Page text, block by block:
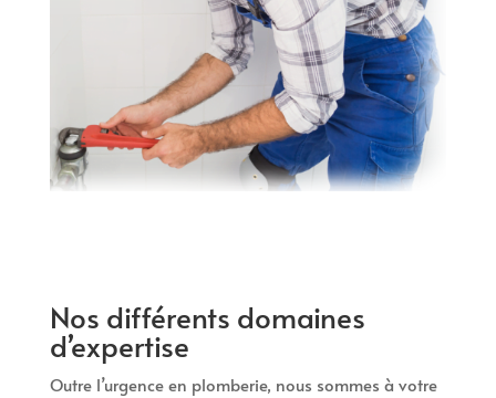
Nos différents domaines
d’expertise
Outre l’urgence en plomberie, nous sommes à votre